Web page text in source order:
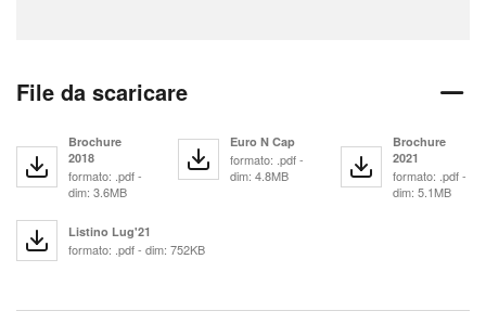
File da scaricare
Brochure
2018
formato: .pdf -
dim: 3.6MB
Euro N Cap
formato: .pdf -
dim: 4.8MB
Brochure
2021
formato: .pdf -
dim: 5.1MB
Listino Lug'21
formato: .pdf - dim: 752KB